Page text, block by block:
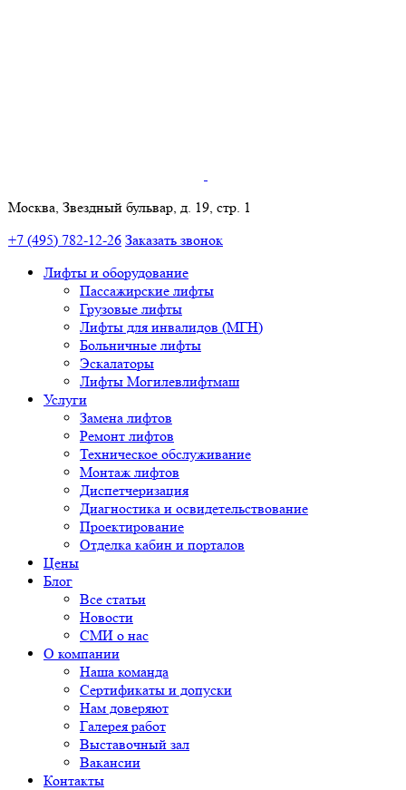
Москва, Звездный бульвар, д. 19, стр. 1
+7 (495) 782-12-26 Заказать звонок
Лифты и оборудование
Пассажирские лифты
Грузовые лифты
Лифты для инвалидов (МГН)
Больничные лифты
Эскалаторы
Лифты Могилевлифтмаш
Услуги
Замена лифтов
Ремонт лифтов
Техническое обслуживание
Монтаж лифтов
Диспетчеризация
Диагностика и освидетельствование
Проектирование
Отделка кабин и порталов
Цены
Блог
Все статьи
Новости
СМИ о нас
О компании
Наша команда
Сертификаты и допуски
Нам доверяют
Галерея работ
Выставочный зал
Вакансии
Контакты